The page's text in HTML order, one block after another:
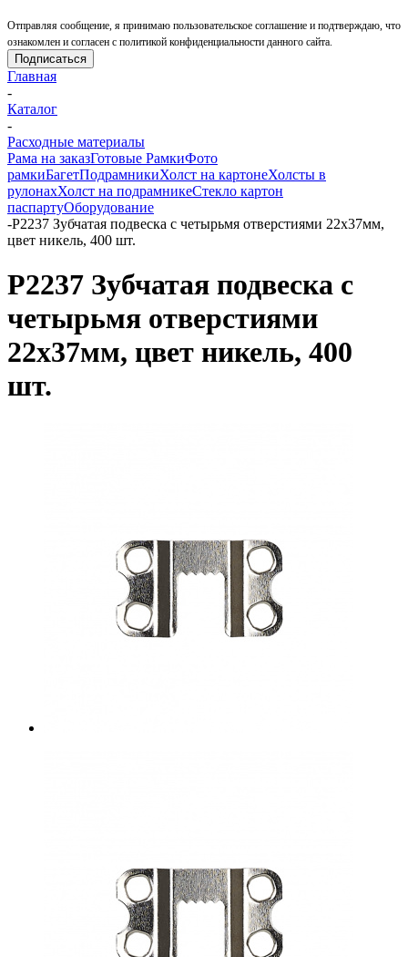
Отправляя сообщение, я принимаю пользовательское соглашение и подтверждаю, что
ознакомлен и согласен с политикой конфиденциальности данного сайта.
Главная
-
Каталог
-
Расходные материалы
Рама на заказГотовые РамкиФото
рамкиБагетПодрамникиХолст на картонеХолсты в
рулонахХолст на подрамникеСтекло картон
паспартуОборудование
-P2237 Зубчатая подвеска с четырьмя отверстиями 22х37мм,
цвет никель, 400 шт.
P2237 Зубчатая подвеска с
четырьмя отверстиями
22х37мм, цвет никель, 400
шт.